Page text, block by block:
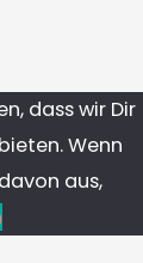
dass wir Dir
Wenn
aus,